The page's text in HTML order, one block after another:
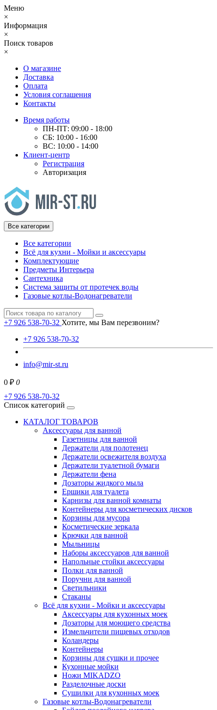
Меню
×
Информация
×
Поиск товаров
×
О магазине
Доставка
Оплата
Условия соглашения
Контакты
Время работы
ПН-ПТ: 09:00 - 18:00
СБ: 10:00 - 16:00
ВС: 10:00 - 14:00
Клиент-центр
Регистрация
Авторизация
Все категории
Все категории
Всё для кухни - Мойки и аксессуары
Комплектующие
Предметы Интерьера
Сантехника
Система защиты от протечек воды
Газовые котлы-Водонагреватели
+7 926 538-70-32 Хотите, мы Вам перезвоним?
+7 926 538-70-32
info@mir-st.ru
0 ₽ 0
+7 926 538-70-32
Список категорий
КАТАЛОГ ТОВАРОВ
Аксессуары для ванной
Газетницы для ванной
Держатели для полотенец
Держатели освежителя воздуха
Держатели туалетной бумаги
Держатели фена
Дозаторы жидкого мыла
Ершики для туалета
Карнизы для ванной комнаты
Контейнеры для косметических дисков
Корзины для мусора
Косметические зеркала
Крючки для ванной
Мыльницы
Наборы аксессуаров для ванной
Напольные стойки аксессуары
Полки для ванной
Поручни для ванной
Светильники
Стаканы
Всё для кухни - Мойки и аксессуары
Аксессуары для кухонных моек
Дозаторы для моющего средства
Измельчители пищевых отходов
Коландеры
Контейнеры
Корзины для сушки и прочее
Кухонные мойки
Ножи MIKADZO
Разделочные доски
Сушилки для кухонных моек
Газовые котлы-Водонагреватели